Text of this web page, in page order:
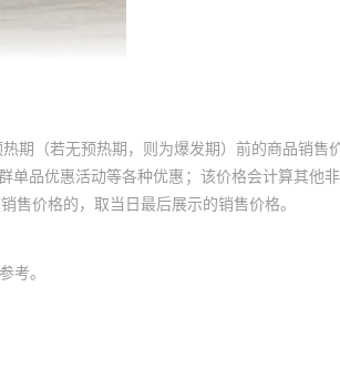
期（若无预热期，则为爆发期）前的商品销售
单品优惠活动等各种优惠；该价格会计算其他
价格的，取当日最后展示的销售价格。
考。